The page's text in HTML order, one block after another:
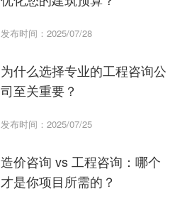
发布时间：2025/07/28
为什么选择专业的工程咨询公
司至关重要？
发布时间：2025/07/25
造价咨询 vs 工程咨询：哪个
才是你项目所需的？